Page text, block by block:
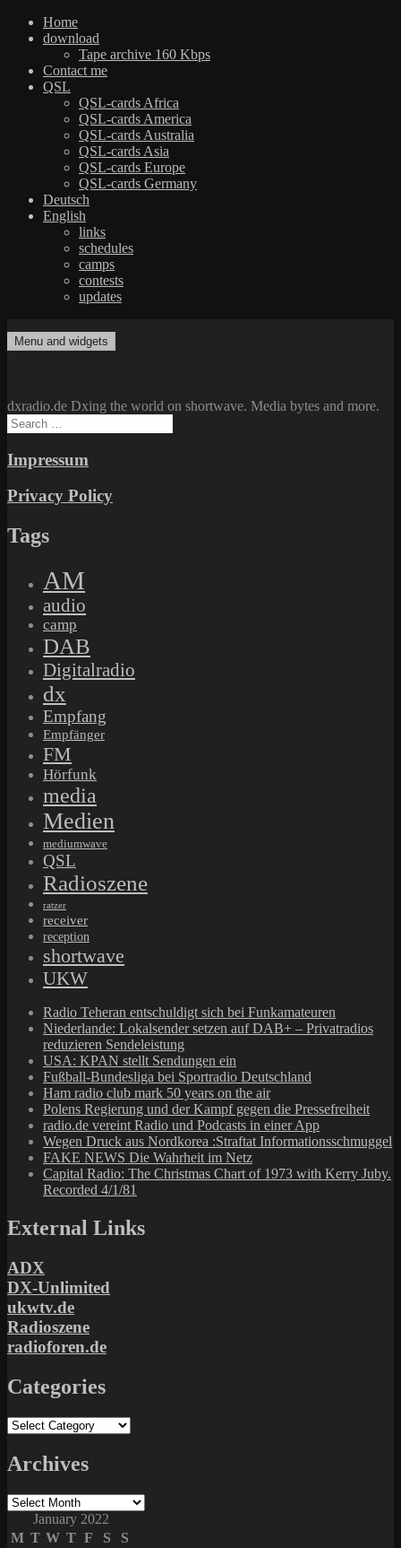
Home
download
Tape archive 160 Kbps
Contact me
QSL
QSL-cards Africa
QSL-cards America
QSL-cards Australia
QSL-cards Asia
QSL-cards Europe
QSL-cards Germany
Deutsch
English
links
schedules
camps
contests
updates
to
dxradio.de
DXing the world on shortwave
Menu and widgets
dxradio.de Dxing the world on shortwave. Media bytes and more.
Search
for:
Impressum
Privacy Policy
Tags
AM
audio
camp
DAB
Digitalradio
dx
Empfang
Empfänger
FM
Hörfunk
media
Medien
mediumwave
QSL
Radioszene
ratzer
receiver
reception
shortwave
UKW
Radio Teheran entschuldigt sich bei Funkamateuren
Niederlande: Lokalsender setzen auf DAB+ – Privatradios
reduzieren Sendeleistung
USA: KPAN stellt Sendungen ein
Fußball-Bundesliga bei Sportradio Deutschland
Ham radio club mark 50 years on the air
Polens Regierung und der Kampf gegen die Pressefreiheit
radio.de vereint Radio und Podcasts in einer App
Wegen Druck aus Nordkorea :Straftat Informationsschmuggel
FAKE NEWS Die Wahrheit im Netz
Capital Radio: The Christmas Chart of 1973 with Kerry Juby.
Recorded 4/1/81
External Links
ADX
DX-Unlimited
ukwtv.de
Radioszene
radioforen.de
Categories
Categories
Archives
Archives
January 2022
M T W T F S
S